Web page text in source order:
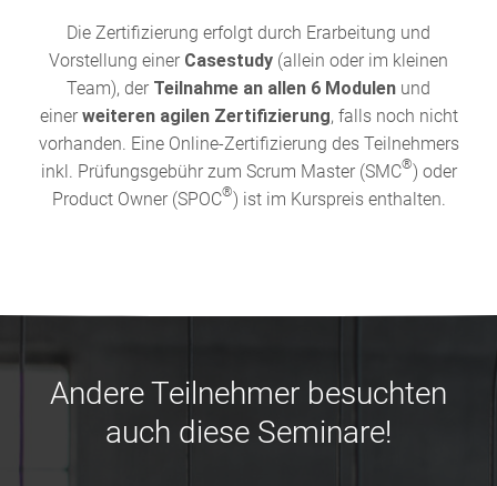
Die Zertifizierung erfolgt durch Erarbeitung und
Vorstellung einer Casestudy (allein oder im kleinen
Team), der Teilnahme an allen 6 Modulen und
einer weiteren agilen Zertifizierung, falls noch nicht
vorhanden. Eine Online-Zertifizierung des Teilnehmers
inkl. Prüfungsgebühr zum Scrum Master (SMC®) oder
Product Owner (SPOC®) ist im Kurspreis enthalten.
Andere Teilnehmer besuchten
auch diese Seminare!